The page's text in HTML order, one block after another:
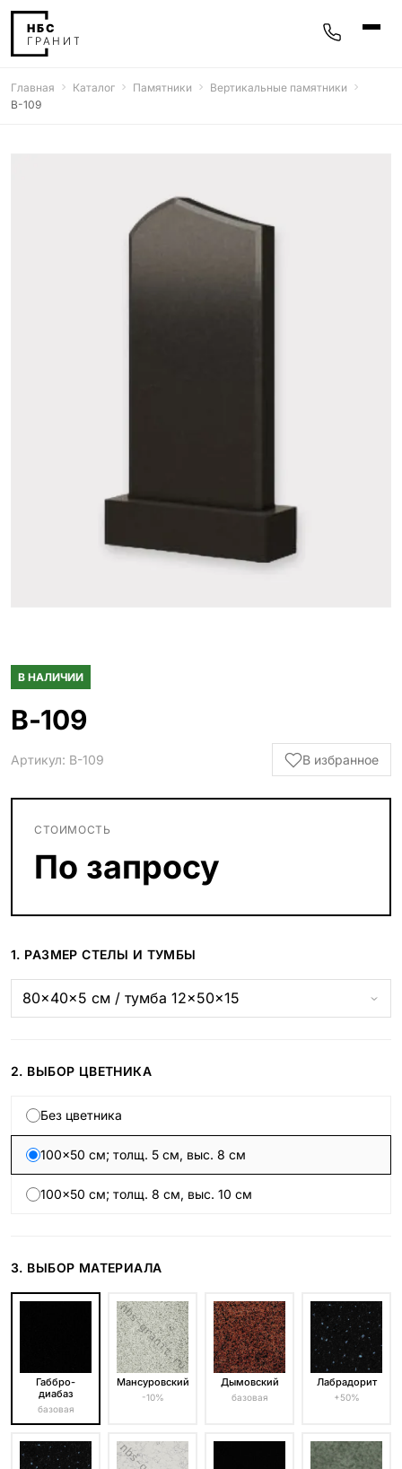
50 моделей
7 моделей
Наши работы
145 моделей
Главная Каталог Памятники
Вертикальные памятники
В-109
В НАЛИЧИИ
В-109
Артикул: В-109 В избранное
СТОИМОСТЬ
По запросу
1. РАЗМЕР СТЕЛЫ И ТУМБЫ
2. ВЫБОР ЦВЕТНИКА
Без цветника
100×50 см; толщ. 5 см, выс. 8 см
100×50 см; толщ. 8 см, выс. 10 см
3. ВЫБОР МАТЕРИАЛА
Габбро-
диабаз
базовая
Мансуровский
-10%
Дымовский
базовая
Лабрадорит
+50%